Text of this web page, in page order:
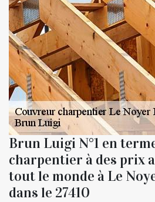
Brun Luigi N°1 en
charpentier à des prix
tout le monde à Le
dans le 27410